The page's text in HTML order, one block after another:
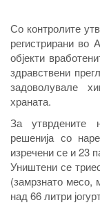
Со контролите
регистрирани во
објекти
здравствени
задоволувале
храната.
За утврдените
решенија со
изречени се и 23
Уништени се
(замрзнато месо,
над 66 литри